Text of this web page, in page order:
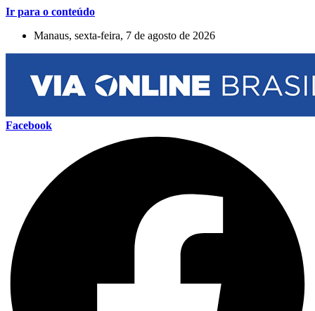
Ir para o conteúdo
Manaus, sexta-feira, 7 de agosto de 2026
Facebook